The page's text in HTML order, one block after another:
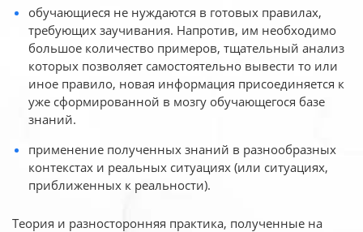
обучающиеся не нуждаются в готовых правилах,
требующих заучивания. Напротив, им необходимо
большое количество примеров, тщательный анализ
которых позволяет самостоятельно вывести то или
иное правило, новая информация присоединяется к
уже сформированной в мозгу обучающегося базе
знаний.
применение полученных знаний в разнообразных
контекстах и реальных ситуациях (или ситуациях,
приближенных к реальности).
Теория и разносторонняя практика, полученные на